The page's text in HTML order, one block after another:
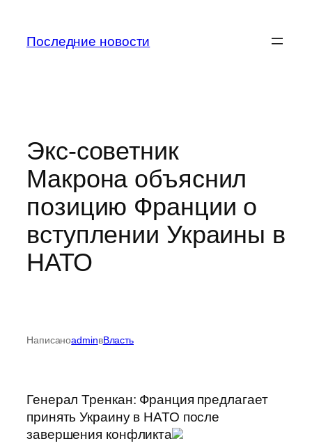
содержимому
Последние новости
Экс-советник
Макрона объяснил
позицию Франции о
вступлении Украины в
НАТО
НаписаноadminвВласть
Генерал Тренкан: Франция предлагает
принять Украину в НАТО после
завершения конфликта